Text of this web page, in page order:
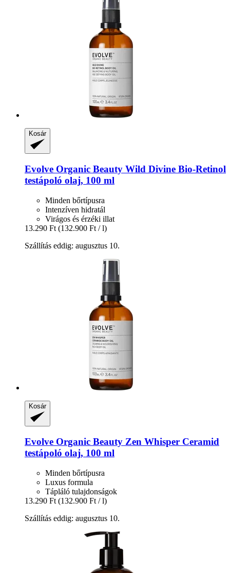
Kosár
Evolve Organic Beauty Wild Divine Bio-​Retinol
testápoló olaj, 100 ml
Minden bőrtípusra
Intenzíven hidratál
Virágos és érzéki illat
13.290 Ft (132.900 Ft / l)
Szállítás eddig: augusztus 10.
Kosár
Evolve Organic Beauty Zen Whisper Ceramid
testápoló olaj, 100 ml
Minden bőrtípusra
Luxus formula
Tápláló tulajdonságok
13.290 Ft (132.900 Ft / l)
Szállítás eddig: augusztus 10.